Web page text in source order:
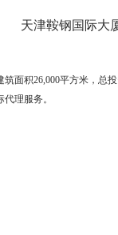
天津鞍钢国际大
面积26,000平方米，总
理服务。